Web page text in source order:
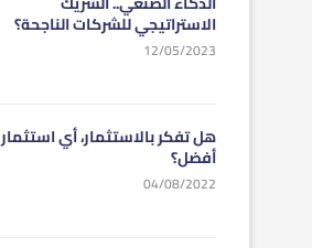
الاستراتيجي للشركات الناجحة؟
12/05/2023
هل تفكر بالاستثمار، أي استثمار
أفضل؟
04/08/2022